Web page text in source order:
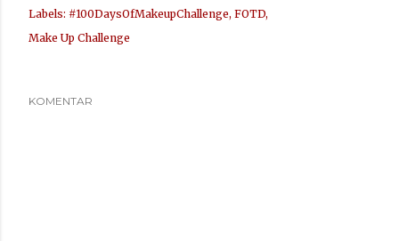
Labels: #100DaysOfMakeupChallenge FOTD
Make Up Challenge
KOMENTAR